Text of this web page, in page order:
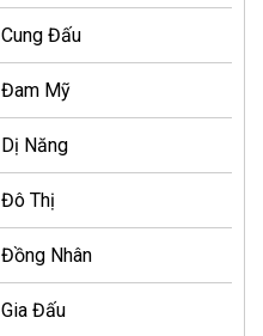
Cung Đấu
Đam Mỹ
Dị Năng
Đô Thị
Đồng Nhân
Gia Đấu